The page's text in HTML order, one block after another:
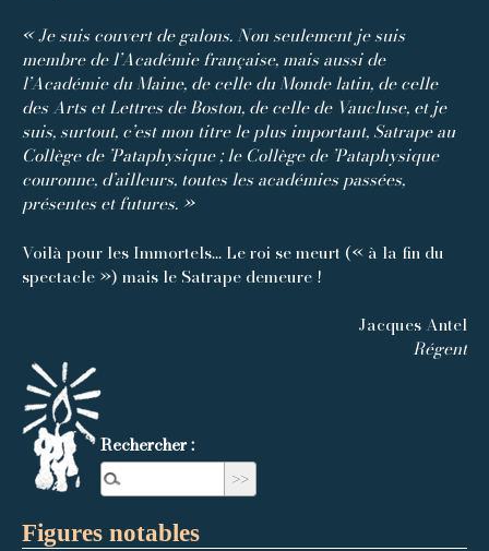
« Je suis couvert de galons. Non seulement je suis
membre de l’Académie française, mais aussi de
l’Académie du Maine, de celle du Monde latin, de celle
des Arts et Lettres de Boston, de celle de Vaucluse, et je
suis, surtout, c’est mon titre le plus important, Satrape au
Collège de ’Pataphysique ; le Collège de ’Pataphysique
couronne, d’ailleurs, toutes les académies passées,
présentes et futures. »
Voilà pour les Immortels… Le roi se meurt (« à la fin du
spectacle ») mais le Satrape demeure !
Jacques Antel
Régent
Rechercher :
Figures notables